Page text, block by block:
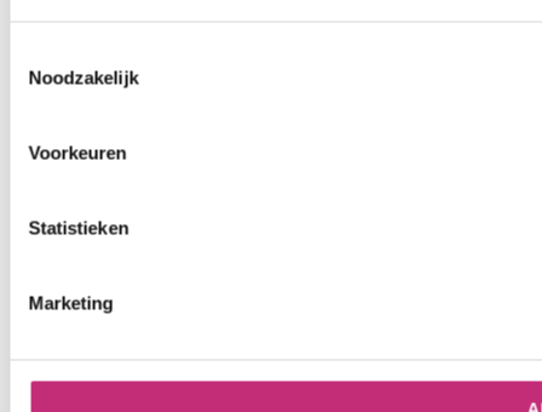
Noodzakelijk
Voorkeuren
Statistieken
Marketing